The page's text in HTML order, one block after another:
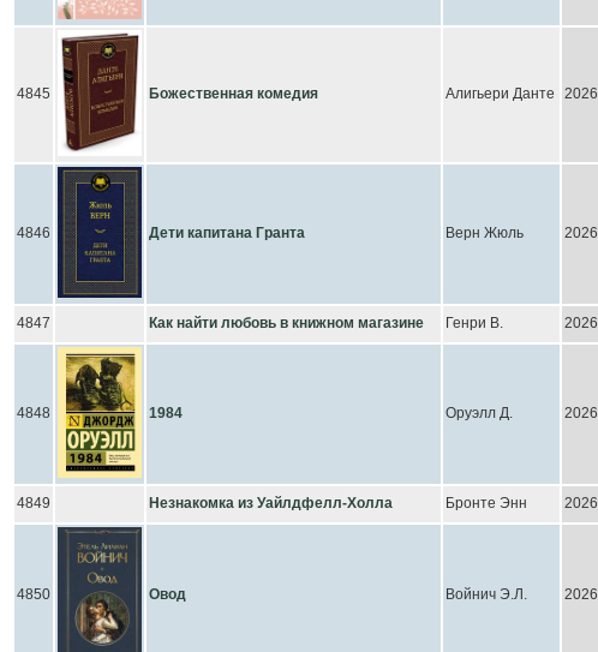
4845 Божественная комедия Алигьери Данте 2026
4846 Дети капитана Гранта Верн Жюль 2026
4847 Как найти любовь в книжном магазине Генри В. 2026
4848 1984 Оруэлл Д. 2026
4849 Незнакомка из Уайлдфелл-Холла Бронте Энн 2026
4850 Овод Войнич Э.Л. 2026